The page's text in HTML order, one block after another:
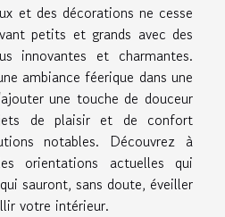
et des décorations ne cesse
petits et grands avec des
innovantes et charmantes.
ambiance féerique dans une
une touche de douceur
de plaisir et de confort
notables. Découvrez à
orientations actuelles qui
sauront, sans doute, éveiller
votre intérieur.